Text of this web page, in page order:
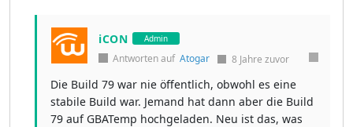
iCON Admin
Antworten auf Atogar 8 Jahre zuvor
Die Build 79 war nie öffentlich, obwohl es eine
stabile Build war. Jemand hat dann aber die Build
79 auf GBATemp hochgeladen. Neu ist das, was